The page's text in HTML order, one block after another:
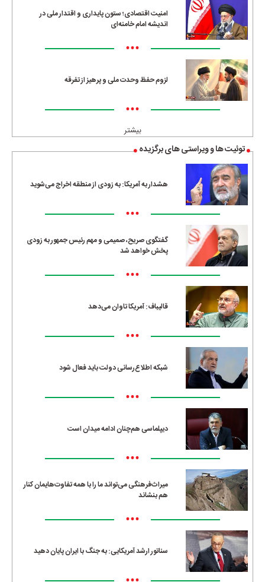
امنیت اقتصادی؛ ستون پایداری و اقتدار ملی در
اندیشه امام خامنه‌ای
•••
لزوم حفظ وحدت ملی و پرهیز از تفرقه
•••
بیشتر
توئیت ها و ویراستی های برگزیده
هشدار به آمریکا: به زودی از منطقه اخراج می‌شوید
•••
گفتگوی صریح، صمیمی و مهم رئیس جمهور به زودی
پخش خواهد شد
•••
قالیباف: آمریکا تاوان می‌دهد
•••
شبکه اطلاع‌رسانی دولت باید فعال شود
•••
دیپلماسی هم‌چنان ادامه میدان است
•••
میراث‌فرهنگی می‌تواند ما را با همه تفاوت‌هایمان کنار
هم بنشاند
•••
سناتور ارشد آمریکایی: به جنگ با ایران پایان دهید